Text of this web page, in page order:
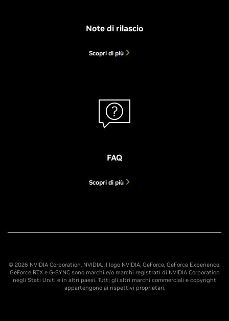
Note di rilascio
Scopri di più
FAQ
Scopri di più
© 2026 NVIDIA Corporation. NVIDIA, il logo NVIDIA, GeForce, GeForce Experience,
GeForce RTX e G-SYNC sono marchi e/o marchi registrati di NVIDIA Corporation
negli Stati Uniti e in altri paesi. Tutti gli altri marchi commerciali e copyright
appartengono ai rispettivi proprietari.